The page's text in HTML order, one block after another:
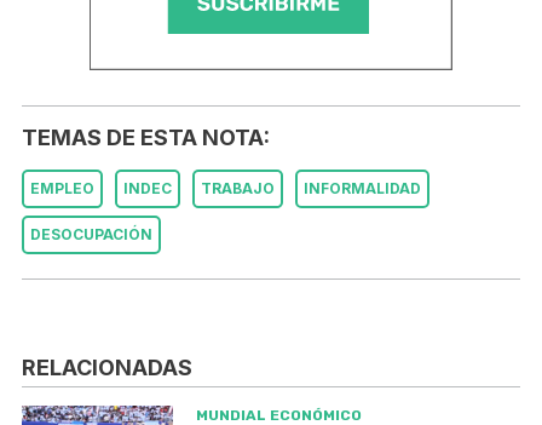
TEMAS DE ESTA NOTA:
EMPLEO INDEC TRABAJO INFORMALIDAD
DESOCUPACIÓN
RELACIONADAS
MUNDIAL ECONÓMICO